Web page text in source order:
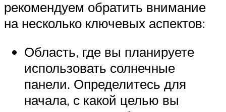
рекомендуем обратить внимание
на несколько ключевых аспектов:
Область, где вы планируете
использовать солнечные
панели. Определитесь для
начала, с какой целью вы